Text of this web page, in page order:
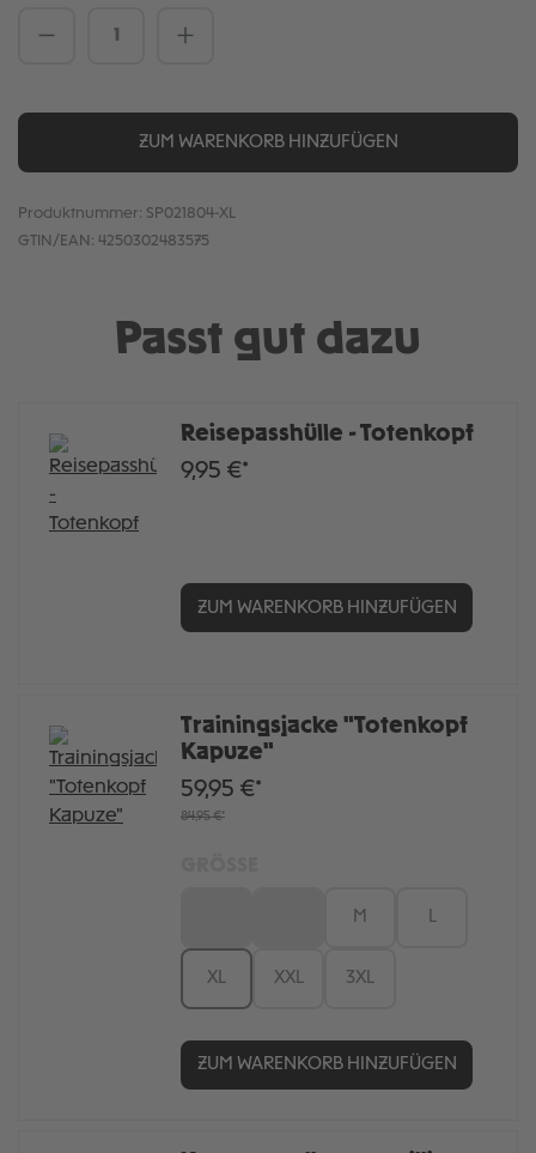
Produkt Anzahl: Gib den gewünschten
ZUM WARENKORB HINZUFÜGEN
Produktnummer: SP021804-XL
GTIN/EAN: 4250302483575
Passt gut dazu
Reisepasshülle - Totenkopf
9,95 €*
ZUM WARENKORB HINZUFÜGEN
Trainingsjacke "Totenkopf
Kapuze"
59,95 €*
84,95 €*
M L
XL XXL 3XL
ZUM WARENKORB HINZUFÜGEN